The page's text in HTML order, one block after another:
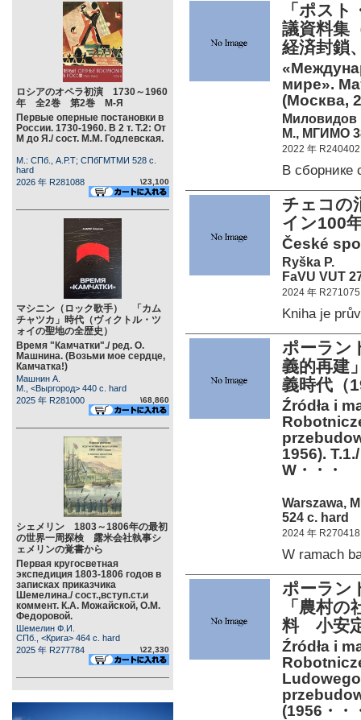
ロシアのオペラ初演 1730～1960
年 全2巻 第2巻 М-Я
Первые оперные постановки в
России. 1730-1960. В 2 т. Т.2: От
М до Я./ сост. М.М. Годлевская.
М.: СПб., А.Р.Т; СПбГМТМИ 528 c.
hard
2026 年 R281088
\23,100
マシニン（ロック歌手） 「カム
チャツカ」時代（ヴィクトル・ツ
ォイの聖地の全歴史）
Время "Камчатки"./ ред. О.
Машнина. (Возьми мое сердце,
Камчатка!)
Машнин А.
М., <Выргород> 440 c. hard
2025 年 R281000
\68,860
シェメリン 1803～1806年の最初
の世界一周探検 露米会社執事シ
ェメリンの覚書から
Первая кругосветная
экспедиция 1803-1806 годов в
записках приказчика
Шемелина./ сост.,вступ.ст.и
коммент. К.А. Можайской, О.М.
Федоровой.
Шемелин Ф.И.
СПб., <Крига> 464 c. hard
2025 年 R277784
\22,330
「ポス
議資料集
経済封鎖
мире».
(Москва,
М., МГИМО
2022 年 R240402
В сборнике
チェコの
イン100
České
Ryška P.
FaVU VUT
2024 年 R271075
Kniha je
ポーラン
義的再建
義時代（
Źródła i
1956).
W・・・
Warszawa,
524 c. hard
2024 年 R270418
W ramach
ポーラン
「農村
料 小安
Źródła i
(1956・・